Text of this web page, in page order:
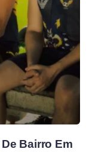
Bairro Em